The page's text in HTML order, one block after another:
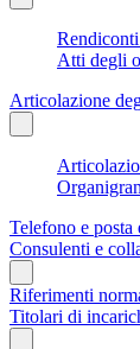
Atti degli
Articolazione
Telefono e posta
Consulenti e
Riferimenti
Titolari di